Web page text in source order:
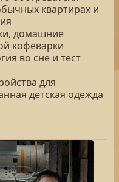
квартирах и
домашние
кофеварки
во сне и тест
для
детская одежда